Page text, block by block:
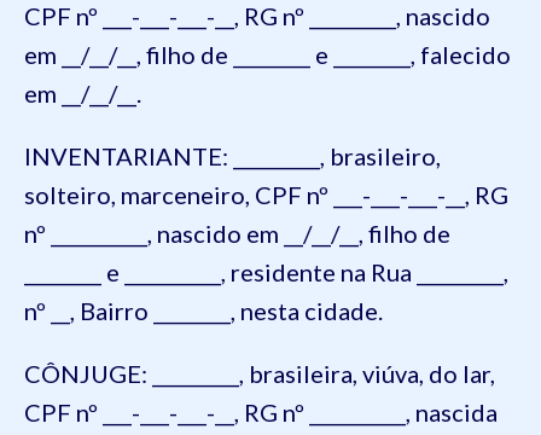
CPF nº ___-___-___-__, RG nº _________, nascido
em __/__/__, filho de ________ e ________, falecido
em __/__/__.
INVENTARIANTE: _________, brasileiro,
solteiro, marceneiro, CPF nº ___-___-___-__, RG
nº __________, nascido em __/__/__, filho de
________ e __________, residente na Rua _________,
nº __, Bairro ________, nesta cidade.
CÔNJUGE: _________, brasileira, viúva, do lar,
CPF nº ___-___-___-__, RG nº __________, nascida